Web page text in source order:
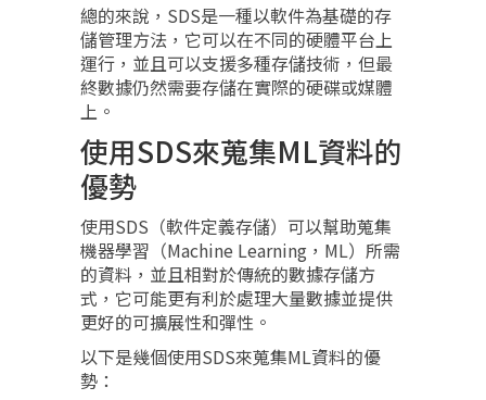
總的來說，SDS是一種以軟件為基礎的存
儲管理方法，它可以在不同的硬體平台上
運行，並且可以支援多種存儲技術，但最
終數據仍然需要存儲在實際的硬碟或媒體
上。
使用SDS來蒐集ML資料的
優勢
使用SDS（軟件定義存儲）可以幫助蒐集
機器學習（Machine Learning，ML）所需
的資料，並且相對於傳統的數據存儲方
式，它可能更有利於處理大量數據並提供
更好的可擴展性和彈性。
以下是幾個使用SDS來蒐集ML資料的優
勢：